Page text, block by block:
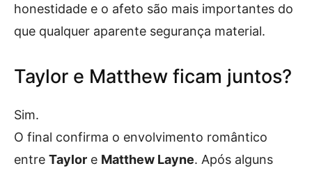
honestidade e o afeto são mais importantes do
que qualquer aparente segurança material.
Taylor e Matthew ficam juntos?
Sim.
O final confirma o envolvimento romântico
entre Taylor e Matthew Layne. Após alguns